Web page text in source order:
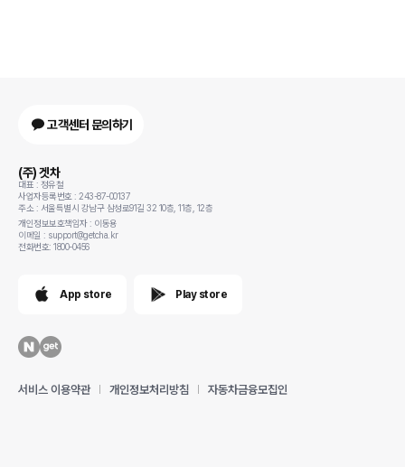
고객센터 문의하기
(주) 겟차
대표 : 정유철
사업자등록번호 : 243-87-00137
주소 : 서울특별시 강남구 삼성로91길 32 10층, 11층, 12층
개인정보보호책임자 : 이동용
이메일 : support@getcha.kr
전화번호: 1800-0456
App store Play store
서비스 이용약관 개인정보처리방침 자동차금융모집인